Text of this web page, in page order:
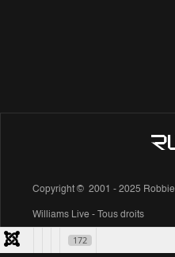
Copyright © 2001 - 2025 Robbie
Williams Live - Tous droits
172